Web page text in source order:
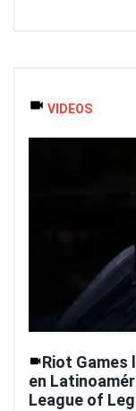
VIDEOS
Riot Games
en
League of